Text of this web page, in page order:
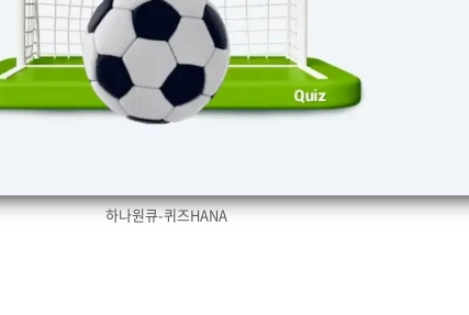
하나원큐-퀴즈HANA